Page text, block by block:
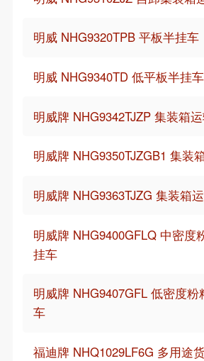
明威 NHG9320TPB 平板半挂车
明威 NHG9340TD 低平板半挂车
明威牌 NHG9342TJZP 集装箱
明威牌 NHG9350TJZGB1 集装
明威牌 NHG9363TJZG 集装箱
明威牌 NHG9400GFLQ 中密度
挂车
明威牌 NHG9407GFL 低密度
车
福迪牌 NHQ1029LF6G 多用途